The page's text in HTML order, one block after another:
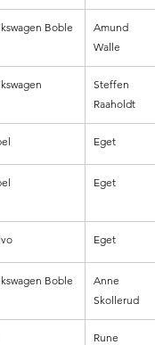
Boble
Amund
Walle
Steffen
Raaholdt
Eget
Eget
Eget
Boble
Anne
Skollerud
Rune